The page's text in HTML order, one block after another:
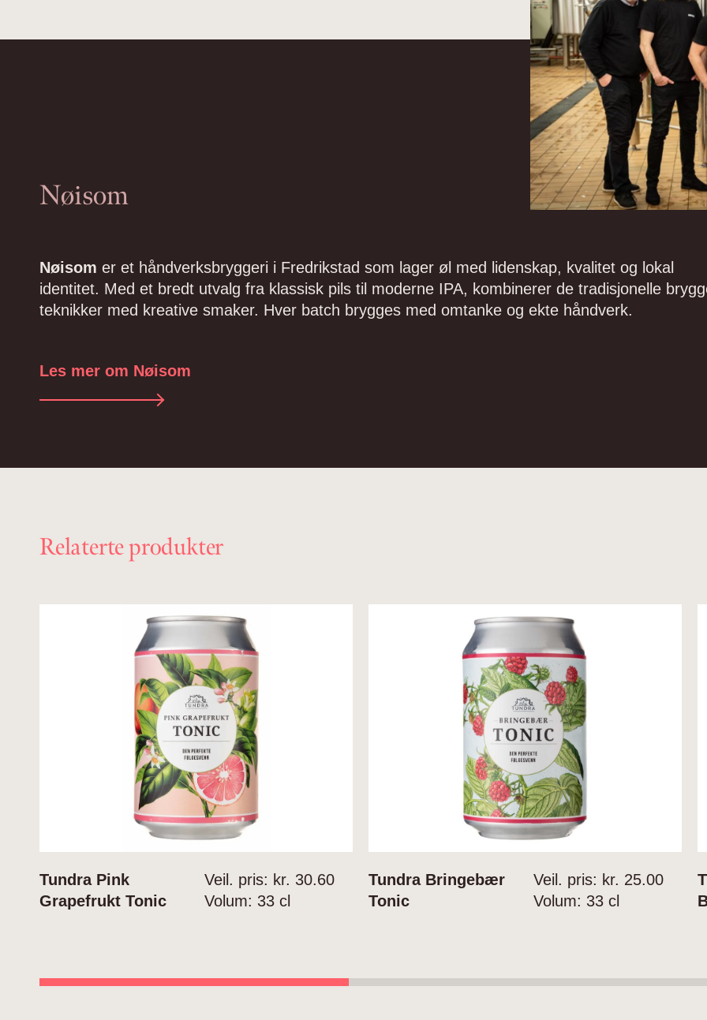
Nøisom
Nøisom er et håndverksbryggeri i Fredrikstad som lager øl med lidenskap, kvalitet og lokal
identitet. Med et bredt utvalg fra klassisk pils til moderne IPA, kombinerer de tradisjonelle
teknikker med kreative smaker. Hver batch brygges med omtanke og ekte håndverk.
Les mer om Nøisom
Relaterte produkter
Tundra Pink
Grapefrukt Tonic
Veil. pris: kr. 30.60
Volum: 33 cl
Tundra Bringebær
Tonic
Veil. pris: kr. 25.00
Volum: 33 cl